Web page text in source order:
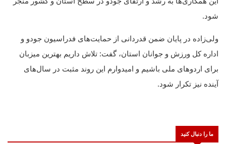
شود.
ولی‌زاده در پایان ضمن قدردانی از حمایت‌های فدراسیون جودو و
اداره کل ورزش و جوانان استان، گفت: تلاش داریم بهترین میزبان
برای اردوهای ملی باشیم و امیدوارم این روند مثبت در سال‌های
آینده نیز تکرار شود.
ما را دنبال کنید